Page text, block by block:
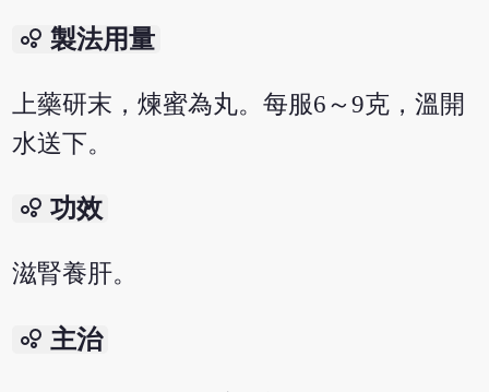
bubble_chart 製法用量
上藥研末，煉蜜為丸。每服6～9克，溫開
水送下。
bubble_chart 功效
滋腎養肝。
bubble_chart 主治